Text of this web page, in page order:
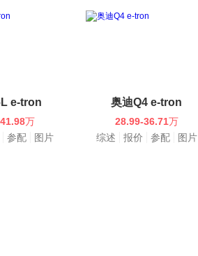
e-tron
万
参配 图片
奥迪Q4 e-tron
28.99-36.71万
综述
报价 参配 图片